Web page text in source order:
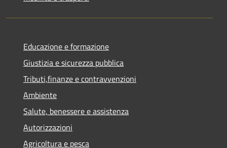
Educazione e formazione
Giustizia e sicurezza pubblica
Tributi,finanze e contravvenzioni
Ambiente
Salute, benessere e assistenza
Autorizzazioni
Agricoltura e pesca